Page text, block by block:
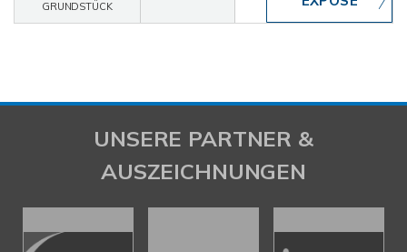
GRUNDSTÜCK
UNSERE PARTNER &
AUSZEICHNUNGEN